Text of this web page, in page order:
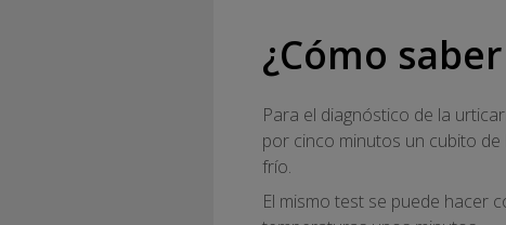
¿Cómo
Para el diagnóstico de la
por cinco minutos un cubito
frío.
El mismo test se puede hacer